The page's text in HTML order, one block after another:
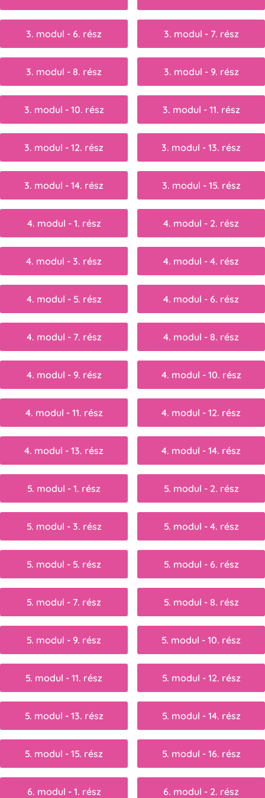
3. modul - 6. rész 3. modul - 7. rész
3. modul - 8. rész 3. modul - 9. rész
3. modul - 10. rész 3. modul - 11. rész
3. modul - 12. rész 3. modul - 13. rész
3. modul - 14. rész 3. modul - 15. rész
4. modul - 1. rész 4. modul - 2. rész
4. modul - 3. rész 4. modul - 4. rész
4. modul - 5. rész 4. modul - 6. rész
4. modul - 7. rész 4. modul - 8. rész
4. modul - 9. rész 4. modul - 10. rész
4. modul - 11. rész 4. modul - 12. rész
4. modul - 13. rész 4. modul - 14. rész
5. modul - 1. rész 5. modul - 2. rész
5. modul - 3. rész 5. modul - 4. rész
5. modul - 5. rész 5. modul - 6. rész
5. modul - 7. rész 5. modul - 8. rész
5. modul - 9. rész 5. modul - 10. rész
5. modul - 11. rész 5. modul - 12. rész
5. modul - 13. rész 5. modul - 14. rész
5. modul - 15. rész 5. modul - 16. rész
6. modul - 1. rész 6. modul - 2. rész